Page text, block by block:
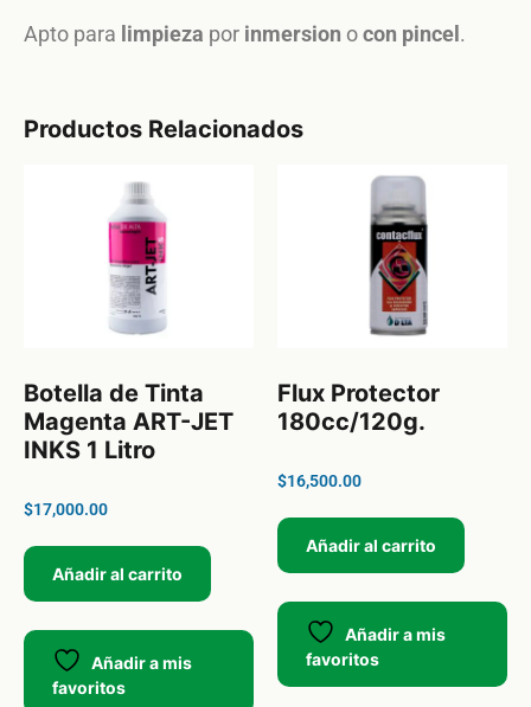
Apto para limpieza por inmersion ocon pincel .
Productos Relacionados
Botella de Tinta
Magenta ART-JET
INKS 1 Litro
$17,000.00
Añadir al carrito
Añadir a mis
favoritos
Flux Protector
180cc/120g.
$16,500.00
Añadir al carrito
Añadir a mis
favoritos